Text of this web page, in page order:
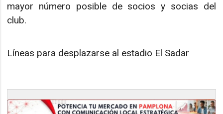
mayor número posible de socios y socias del
club.
Líneas para desplazarse al estadio El Sadar